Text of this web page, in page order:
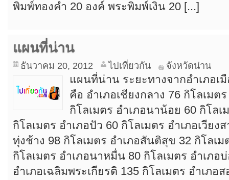
พิมพ์ทองคำ 20 องค์ พระพิมพ์เงิน 20 [...]
แผนที่น่าน
ธันวาคม 20, 2012 ไปเที่ยวกัน จังหวัดน่าน
แผนที่น่าน ระยะทางจากอำเภอเ
คือ อำเภอเชียงกลาง 76 กิโลเมต
กิโลเมตร อำเภอนาน้อย 60 กิโลเ
กิโลเมตร อำเภอปัว 60 กิโลเมตร อำเภอเวียง
ทุ่งช้าง 98 กิโลเมตร อำเภอสันติสุข 32 กิโลเ
กิโลเมตร อำเภอนาหมื่น 80 กิโลเมตร อำเภอ
อำเภอเฉลิมพระเกียรติ 135 กิโลเมตร อำเภอ